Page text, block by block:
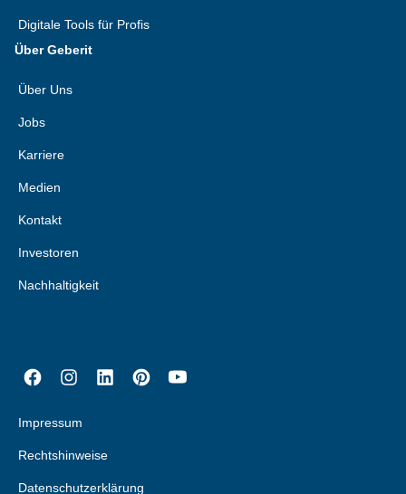
Digitale Tools für Profis
Über Geberit
Über Uns
Jobs
Karriere
Medien
Kontakt
Investoren
Nachhaltigkeit
Impressum
Rechtshinweise
Datenschutzerklärung